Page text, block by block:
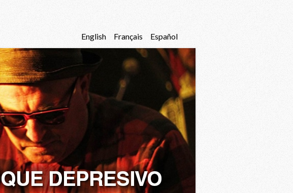
English Français Español